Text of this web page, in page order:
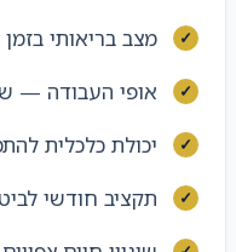
מצב בריאותי
אופי העבודה —
יכולת כלכלית
תקציב חודשי